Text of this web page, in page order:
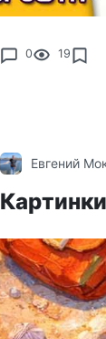
0 19
Евгений